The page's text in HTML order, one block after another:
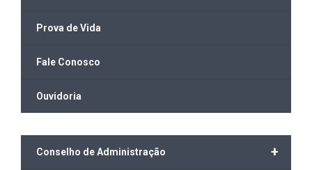
Prova de Vida
Fale Conosco
Ouvidoria
+
Conselho de Administração